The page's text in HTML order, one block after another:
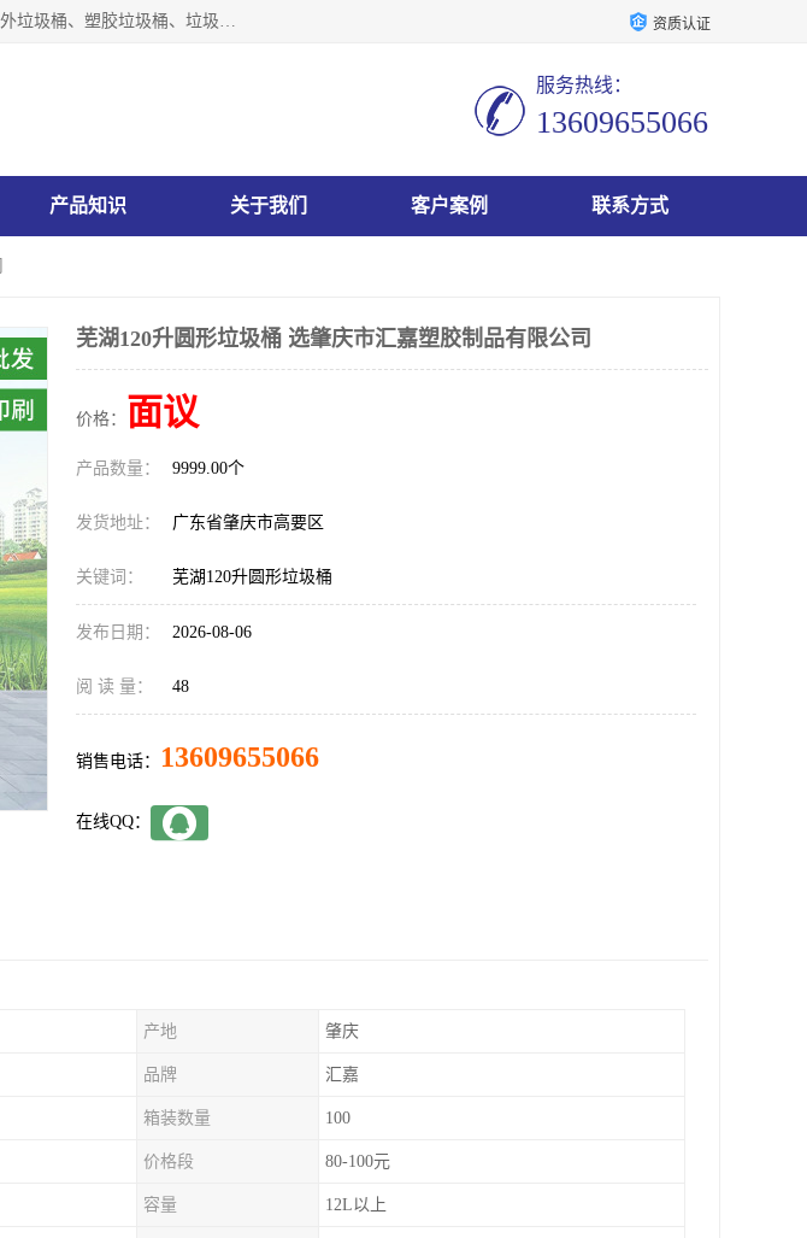
肇庆市汇嘉塑胶制品有限公司是一家塑胶垃圾桶生产厂家，本厂主营：塑料托盘、塑料筐厂家、户外垃圾桶、塑胶垃圾桶、垃圾桶等产品，深受广大客户的欢迎。公司拥有一支勇于、善于集思广益的生产队伍，实力雄厚的技术力量，一贯奉行“以人为本”的管理和服务理念。 资质认证
服务热线：
13609655066
产品知识 关于我们 客户案例 联系方式
芜湖120升圆形垃圾桶 选肇庆市汇嘉塑胶制品有限公司
价格： 面议
产品数量： 9999.00个
发货地址： 广东省肇庆市高要区
关键词： 芜湖120升圆形垃圾桶
发布日期： 2026-08-06
阅 读 量： 48
销售电话： 13609655066
在线QQ：
产地 肇庆
品牌 汇嘉
箱装数量 100
价格段 80-100元
容量 12L以上